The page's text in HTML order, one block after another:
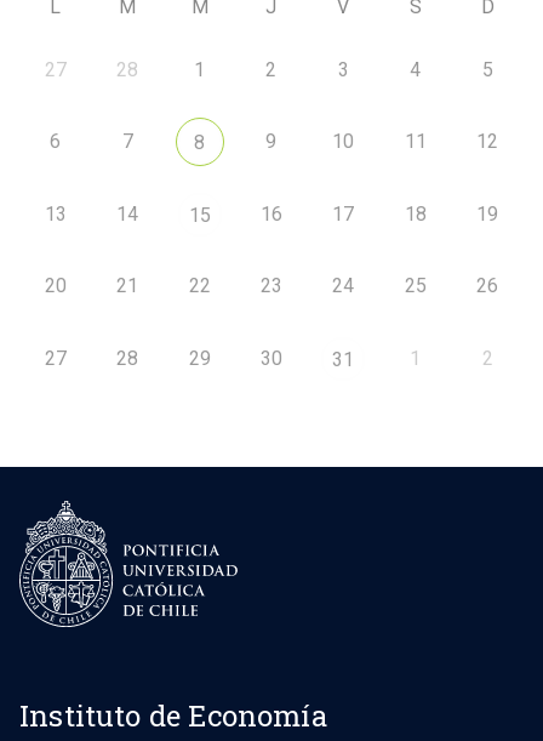
L M M J V S D
27 28 1 2 3 4 5
6 7 8 9 10 11 12
13 14 15 16 17 18 19
20 21 22 23 24 25 26
27 28 29 30 31 1 2
Instituto de Economía